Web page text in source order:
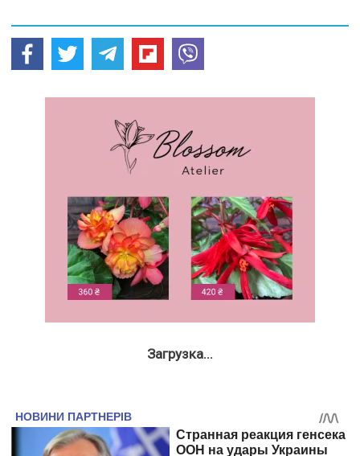
Загрузка...